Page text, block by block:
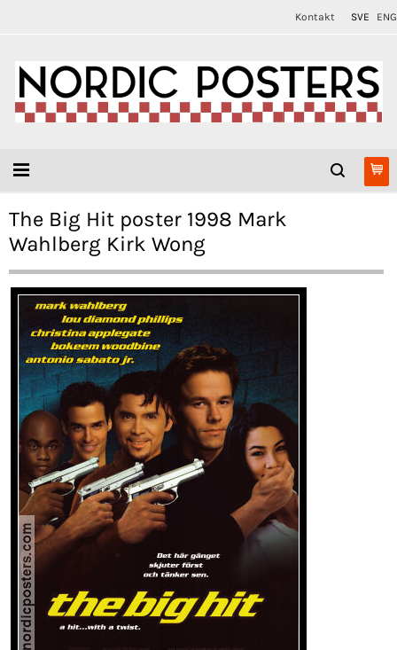
Kontakt SVE ENG
The Big Hit poster 1998 Mark
Wahlberg Kirk Wong